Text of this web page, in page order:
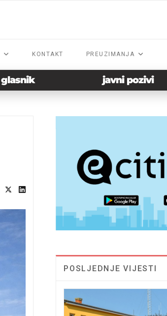
KONTAKT PREUZIMANJA
javni pozivi
POSLJEDNJE VIJESTI